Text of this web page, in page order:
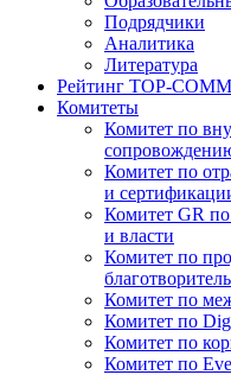
Подрядчики
Аналитика
Литература
Рейтинг TOP-COMM
Комитеты
Комитет по
Комитет по
и
Комитет GR по
и власти
Комитет по
Комитет по
Комитет по
Комитет по
Комитет по